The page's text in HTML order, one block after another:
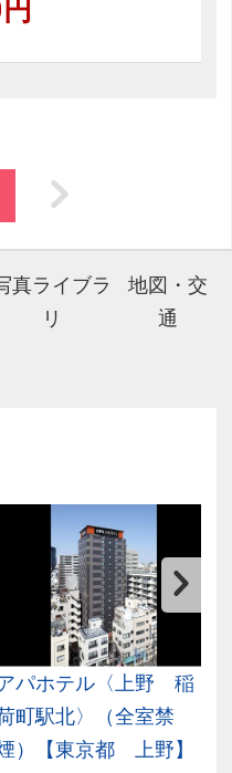
真ライブラ
リ
地図・交
通
パホテル〈上野 稲
町駅北〉（全室禁
）【東京都 上野】